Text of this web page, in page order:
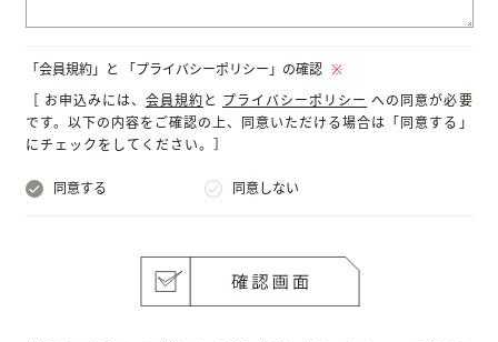
「会員規約」と 「プライバシーポリシー」の確認 ※
［ お申込みには、 会員規約と プライバシーポリシー への同意が必要
です。以下の内容をご確認の上、同意いただける場合は「同意する」
にチェックをしてください。］
同意する 同意しない